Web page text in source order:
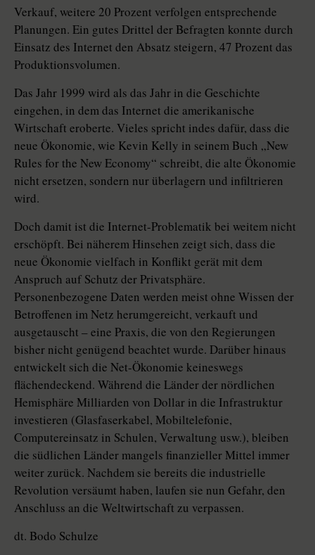
Verkauf, weitere 20 Prozent verfolgen entsprechende
Planungen. Ein gutes Drittel der Befragten konnte durch
Einsatz des Internet den Absatz steigern, 47 Prozent das
Produktionsvolumen.
Das Jahr 1999 wird als das Jahr in die Geschichte
eingehen, in dem das Internet die amerikanische
Wirtschaft eroberte. Vieles spricht indes dafür, dass die
neue Ökonomie, wie Kevin Kelly in seinem Buch „New
Rules for the New Economy“ schreibt, die alte Ökonomie
nicht ersetzen, sondern nur überlagern und infiltrieren
wird.
Doch damit ist die Internet-Problematik bei weitem nicht
erschöpft. Bei näherem Hinsehen zeigt sich, dass die
neue Ökonomie vielfach in Konflikt gerät mit dem
Anspruch auf Schutz der Privatsphäre.
Personenbezogene Daten werden meist ohne Wissen der
Betroffenen im Netz herumgereicht, verkauft und
ausgetauscht – eine Praxis, die von den Regierungen
bisher nicht genügend beachtet wurde. Darüber hinaus
entwickelt sich die Net-Ökonomie keineswegs
flächendeckend. Während die Länder der nördlichen
Hemisphäre Milliarden von Dollar in die Infrastruktur
investieren (Glasfaserkabel, Mobiltelefonie,
Computereinsatz in Schulen, Verwaltung usw.), bleiben
die südlichen Länder mangels finanzieller Mittel immer
weiter zurück. Nachdem sie bereits die industrielle
Revolution versäumt haben, laufen sie nun Gefahr, den
Anschluss an die Weltwirtschaft zu verpassen.
dt. Bodo Schulze